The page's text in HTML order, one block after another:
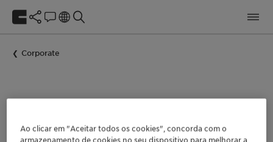
Corporate
Notícias da Clariant
Ao clicar em "Aceitar todos os cookies", concorda com o
armazenamento de cookies no seu dispositivo para melhorar a